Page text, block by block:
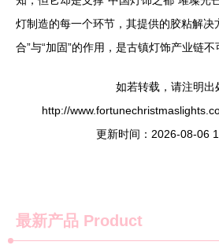
灯制造的每一个环节，其提供的胶粘解决
合”与“加固”的作用，是古镇灯饰产业链不
如若转载，请注明出
http://
更新时间：2026-08-06
最新产品 Product